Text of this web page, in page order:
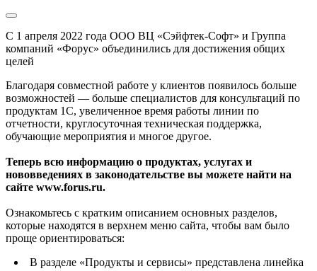
С 1 апреля 2022 года ООО ВЦ «Сэйфтек-Софт» и Группа
компаний «Форус» объединились для достижения общих
целей
Благодаря совместной работе у клиентов появилось больше
возможностей — больше специалистов для консультаций по
продуктам 1С, увеличенное время работы линии по
отчетности, круглосуточная техническая поддержка,
обучающие мероприятия и многое другое.
Теперь всю информацию о продуктах, услугах и
нововведениях в законодательстве вы можете найти на
сайте www.forus.ru.
Ознакомьтесь с кратким описанием основных разделов,
которые находятся в верхнем меню сайта, чтобы вам было
проще ориентироваться:
В разделе «Продукты и сервисы» представлена линейка